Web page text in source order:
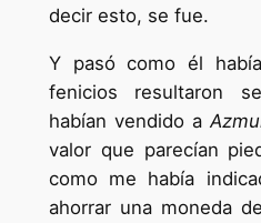
decir esto, se fue.
Y pasó como él
fenicios resultaron
habían vendido a
valor que parecían
como me había
ahorrar una moneda